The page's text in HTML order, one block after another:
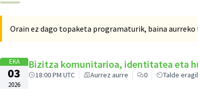
Orain ez dago topaketa programaturik, baina
EKA
03
2026
Bizitza komunitarioa, identitatea eta
18:00 PM UTC Aurrez aurre 0 Talde